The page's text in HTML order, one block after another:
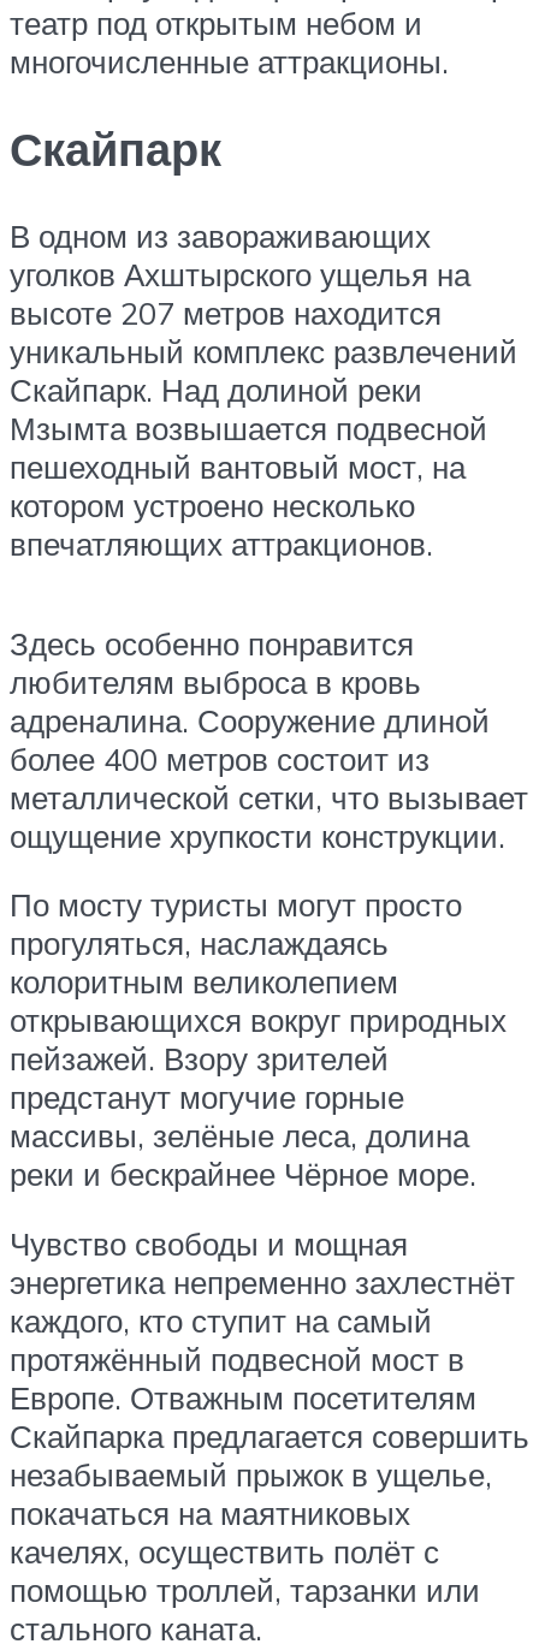
театр под открытым небом и
многочисленные аттракционы.
Скайпарк
В одном из завораживающих
уголков Ахштырского ущелья на
высоте 207 метров находится
уникальный комплекс развлечений
Скайпарк. Над долиной реки
Мзымта возвышается подвесной
пешеходный вантовый мост, на
котором устроено несколько
впечатляющих аттракционов.
Здесь особенно понравится
любителям выброса в кровь
адреналина. Сооружение длиной
более 400 метров состоит из
металлической сетки, что вызывает
ощущение хрупкости конструкции.
По мосту туристы могут просто
прогуляться, наслаждаясь
колоритным великолепием
открывающихся вокруг природных
пейзажей. Взору зрителей
предстанут могучие горные
массивы, зелёные леса, долина
реки и бескрайнее Чёрное море.
Чувство свободы и мощная
энергетика непременно захлестнёт
каждого, кто ступит на самый
протяжённый подвесной мост в
Европе. Отважным посетителям
Скайпарка предлагается совершить
незабываемый прыжок в ущелье,
покачаться на маятниковых
качелях, осуществить полёт с
помощью троллей, тарзанки или
стального каната.